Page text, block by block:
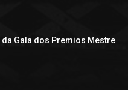
Gala dos Premios Mestre